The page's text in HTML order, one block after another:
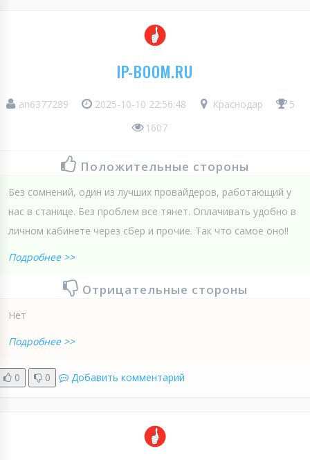
IP-BOOM.RU
an6377289 2025-10-10 22:56:48 Краснодар
5
1607
Положительные стороны
Без сомнений, один из лучших провайдеров, работающий у
нас в станице. Без проблем все тянет. Оплачивать удобно в
личном кабинете через сбер и прочие. Так что самое оно!!
Подробнее >>
Отрицательные стороны
Нет
Подробнее >>
0 0 Добавить комментарий